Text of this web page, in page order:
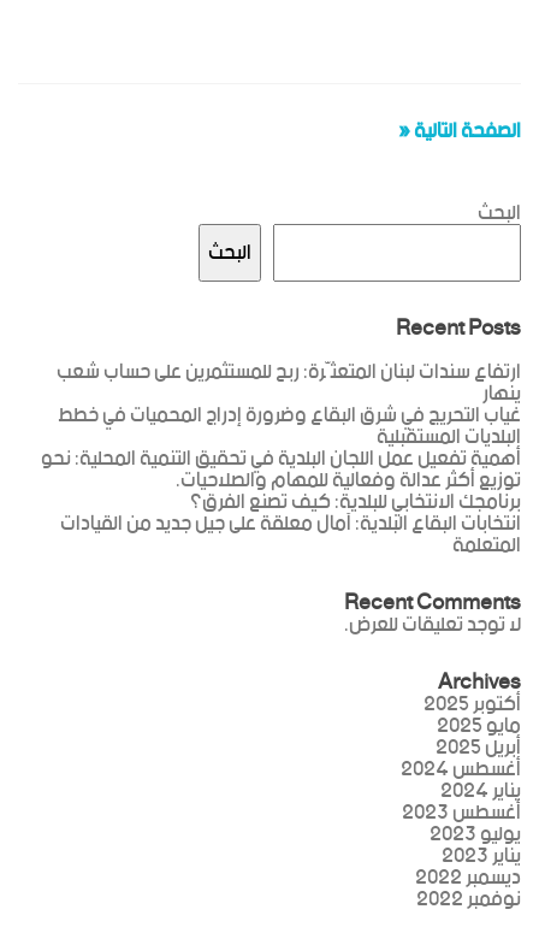
الصفحة التالية «
البحث
البحث
Recent Posts
ارتفاع سندات لبنان المتعثّرة: ربح للمستثمرين على حساب شعب
ينهار
غياب التحريج في شرق البقاع وضرورة إدراج المحميات في خطط
البلديات المستقبلية
أهمية تفعيل عمل اللجان البلدية في تحقيق التنمية المحلية: نحو
توزيع أكثر عدالة وفعالية للمهام والصلاحيات.
برنامجك الانتخابي للبلدية: كيف تصنع الفرق؟
انتخابات البقاع البلدية: آمال معلقة على جيل جديد من القيادات
المتعلمة
Recent Comments
لا توجد تعليقات للعرض.
Archives
أكتوبر 2025
مايو 2025
أبريل 2025
أغسطس 2024
يناير 2024
أغسطس 2023
يوليو 2023
يناير 2023
ديسمبر 2022
نوفمبر 2022